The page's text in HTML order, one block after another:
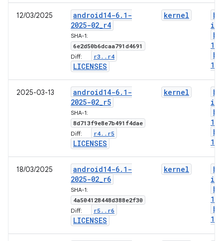
12/03/2025 android14-6. 1-
2025-02_r4
SHA-1:
6e2d50b6dcaa791d4691
Diff: r3 . . r4
LICENSES
kernel
img
1-
1-
2025-03-13 android14-6. 1-
2025-02_r5
SHA-1:
8d713f9e8e7b491f4dae
Diff: r4. . r5
LICENSES
kernel
img
1-
1-
18/03/2025 android14-6. 1-
2025-02_r6
SHA-1:
4a504128448d388e2f30
Diff: r5 . . r6
LICENSES
kernel
img
1-
1-